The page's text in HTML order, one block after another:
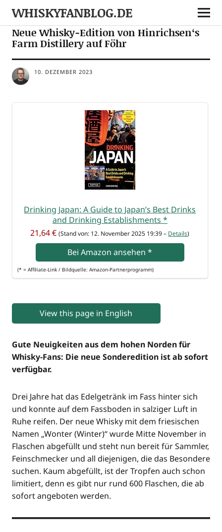
WHISKYFANBLOG.DE
NEWS
Neue Whisky-Edition von Hinrichsen‘s
Farm Distillery auf Föhr
10. DEZEMBER 2023
Drin­king Japan: A Gui­de to Japan’s Best Drinks
and Drin­king Estab­lish­ments *
21,64 € (Stand von: 12. Novem­ber 2025 19:39 – Details)
Bei Ama­zon anse­hen*
(* = Affi­lia­te-Link / Bild­quel­le: Amazon-Partnerprogramm)
View this page in English
Gute Neu­ig­kei­ten aus dem hohen Nor­den für
Whis­ky-Fans: Die neue Son­der­edi­ti­on ist ab sofort
verfügbar.
Drei Jah­re hat das Edel­ge­tränk im Fass hin­ter sich
und konn­te auf dem Fass­bo­den in sal­zi­ger Luft in
Ruhe rei­fen. Der neue Whis­ky mit dem frie­si­schen
Namen „Won­ter (Win­ter)“ wur­de Mit­te Novem­ber in
Fla­schen abge­füllt und steht nun bereit für Samm­ler,
Fein­schme­cker und all die­je­ni­gen, die das Beson­de­re
suchen. Kaum abge­füllt, ist der Trop­fen auch schon
limi­tiert, denn es gibt nur rund 600 Fla­schen, die ab
sofort ange­bo­ten werden.